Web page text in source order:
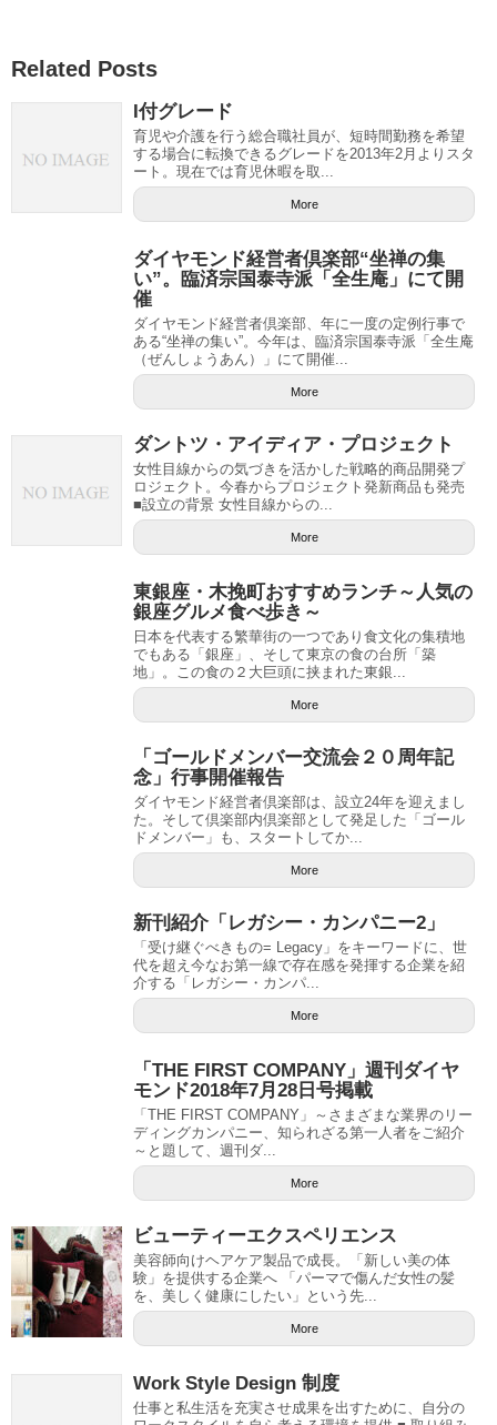
Related Posts
I付グレード
育児や介護を行う総合職社員が、短時間勤務を希望
する場合に転換できるグレードを2013年2月よりスタ
ート。現在では育児休暇を取...
More
ダイヤモンド経営者倶楽部“坐禅の集
い”。臨済宗国泰寺派「全生庵」にて開
催
ダイヤモンド経営者倶楽部、年に一度の定例行事で
ある“坐禅の集い”。今年は、臨済宗国泰寺派「全生庵
（ぜんしょうあん）」にて開催...
More
ダントツ・アイディア・プロジェクト
女性目線からの気づきを活かした戦略的商品開発プ
ロジェクト。今春からプロジェクト発新商品も発売
■設立の背景 女性目線からの...
More
東銀座・木挽町おすすめランチ～人気の
銀座グルメ食べ歩き～
日本を代表する繁華街の一つであり食文化の集積地
でもある「銀座」、そして東京の食の台所「築
地」。この食の２大巨頭に挟まれた東銀...
More
「ゴールドメンバー交流会２０周年記
念」行事開催報告
ダイヤモンド経営者倶楽部は、設立24年を迎えまし
た。そして倶楽部内倶楽部として発足した「ゴール
ドメンバー」も、スタートしてか...
More
新刊紹介「レガシー・カンパニー2」
「受け継ぐべきもの= Legacy」をキーワードに、世
代を超え今なお第一線で存在感を発揮する企業を紹
介する「レガシー・カンパ...
More
「THE FIRST COMPANY」週刊ダイヤ
モンド2018年7月28日号掲載
「THE FIRST COMPANY」～さまざまな業界のリー
ディングカンパニー、知られざる第一人者をご紹介
～と題して、週刊ダ...
More
ビューティーエクスペリエンス
美容師向けヘアケア製品で成長。「新しい美の体
験」を提供する企業へ 「パーマで傷んだ女性の髪
を、美しく健康にしたい」という先...
More
Work Style Design 制度
仕事と私生活を充実させ成果を出すために、自分の